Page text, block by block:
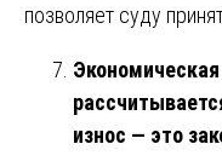
позволяет суду
износ — это